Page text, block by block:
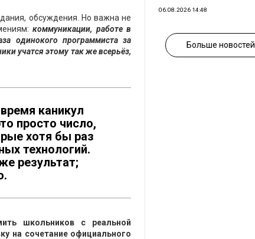
обсуждения. Но важна не
коммуникации, работе в
одинокого программиста за
учатся этому так же всерьёз,
каникул
просто число,
хотя бы раз
технологий.
результат;
школьников с реальной
на сочетание официального
06.08.2026 14:48
Больше новостей